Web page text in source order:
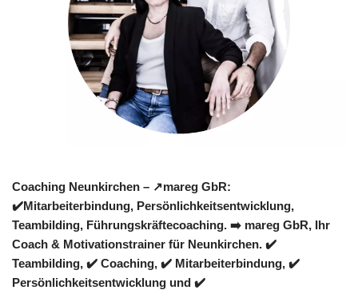
Coaching Neunkirchen – ↗️mareg GbR:
✔️Mitarbeiterbindung, Persönlichkeitsentwicklung,
Teambilding, Führungskräftecoaching. ➡️ mareg GbR, Ihr
Coach & Motivationstrainer für Neunkirchen. ✔️
Teambilding, ✔️ Coaching, ✔️ Mitarbeiterbindung, ✔️
Persönlichkeitsentwicklung und ✔️